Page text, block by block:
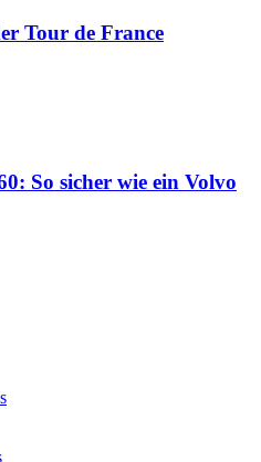
Tour de France
So sicher wie ein Volvo